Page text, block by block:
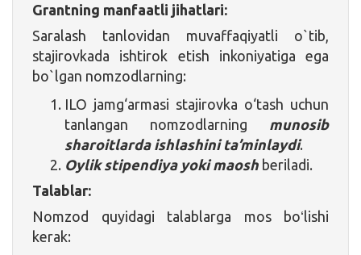
Grantning manfaatli jihatlari:
Saralash tanlovidan muvaffaqiyatli o`tib,
stajirovkada ishtirok etish inkoniyatiga ega
bo`lgan nomzodlarning:
ILO jamg‘armasi stajirovka o‘tash uchun
tanlangan nomzodlarning munosib
sharoitlarda ishlashini ta’minlaydi.
Oylik stipendiya yoki maosh beriladi.
Talablar:
Nomzod quyidagi talablarga mos boʻlishi
kerak: